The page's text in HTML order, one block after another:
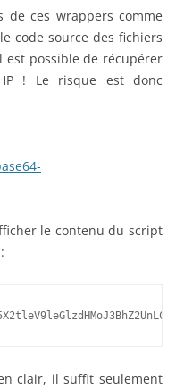
de ces wrappers comme
code source des fichiers
est possible de récupérer
! Le risque est donc
le contenu du script
clair, il suffit seulement